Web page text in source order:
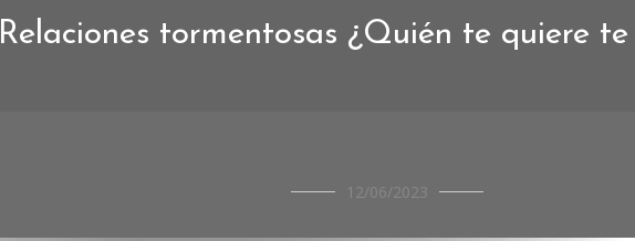
Relaciones tormentosas ¿Quién te quiere
REPORTAJES
12/06/2023